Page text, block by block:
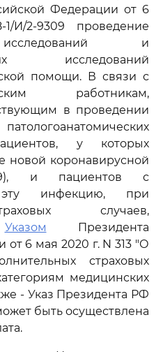
Федерации от 6
2-9309 проведение
и
исследований
помощи. В связи с
работникам,
в проведении
у которых
новой коронавирусной
19), и пациентов с
инфекцию, при
случаев,
Указом Президента
6 мая 2020 г. N 313 "О
страховых
медицинских
- Указ Президента РФ
быть осуществлена